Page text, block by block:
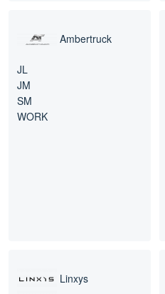
Ambertruck
JL
JM
SM
WORK
Linxys